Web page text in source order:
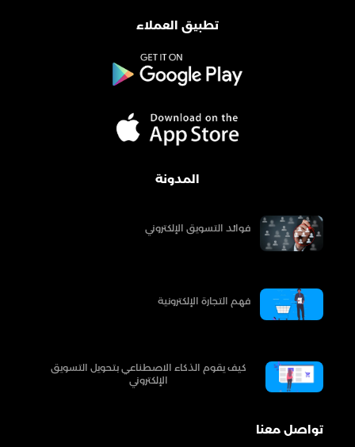
تطبيق العملاء
المدونة
فوائد التسويق الإلكتروني
فهم التجارة الإلكترونية
كيف يقوم الذكاء الاصطناعي بتحويل التسويق
الإلكتروني
تواصل معنا